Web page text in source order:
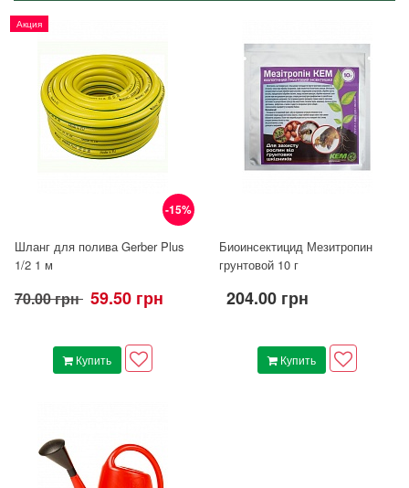
-15%
Акция
Шланг для полива Gerber Plus
1/2 1 м
70.00 грн 59.50 грн
Купить
Биоинсектицид Мезитропин
грунтовой 10 г
204.00 грн
Купить